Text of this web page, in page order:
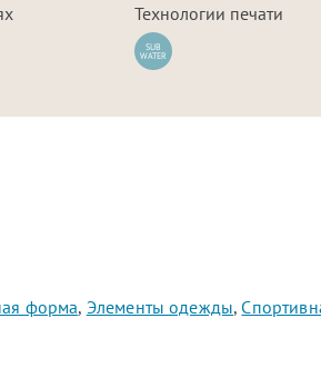
Технологии печати
SUB
WATER
форма, Элементы одежды,